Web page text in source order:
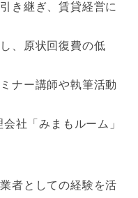
き継ぎ、賃貸経営に
、原状回復費の低
ナー講師や執筆活動
社「みまもルーム」
者としての経験を活